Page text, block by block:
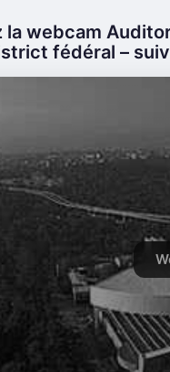
la webcam
fédéral –